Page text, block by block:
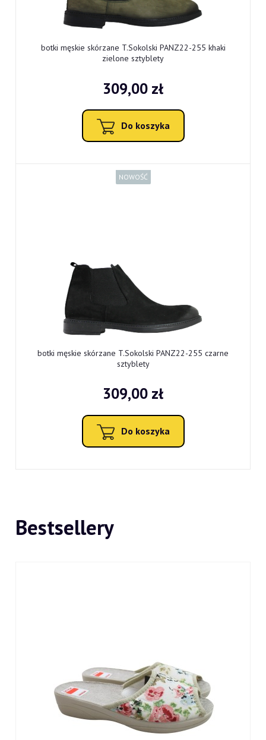
botki męskie skórzane T.Sokolski PANZ22-255 khaki
zielone sztyblety
309,00 zł
Do koszyka
botki męskie skórzane T.Sokolski PANZ22-255 czarne
sztyblety
309,00 zł
Do koszyka
NOWOŚĆ
Bestsellery